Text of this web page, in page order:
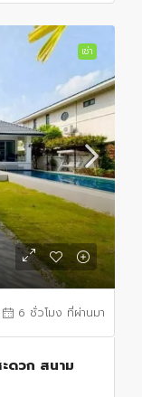
เช่า
6 ชั่วโมง ที่ผ่านมา
ดวก สนาม